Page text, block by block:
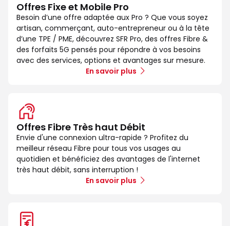
Offres Fixe et Mobile Pro
Besoin d’une offre adaptée aux Pro ? Que vous soyez
artisan, commerçant, auto-entrepreneur ou à la tête
d’une TPE / PME, découvrez SFR Pro, des offres Fibre &
des forfaits 5G pensés pour répondre à vos besoins
avec des services, options et avantages sur mesure.
En savoir plus
Offres Fibre Très haut Débit
Envie d'une connexion ultra-rapide ? Profitez du
meilleur réseau Fibre pour tous vos usages au
quotidien et bénéficiez des avantages de l'internet
très haut débit, sans interruption !
En savoir plus